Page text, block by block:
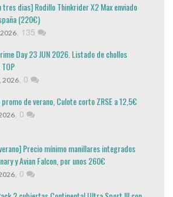
tres dias] Rodillo Thinkrider X2 Max enviado
(220€)
, 135
Day 23 JUN 2026. Listado de chollos
2026, 0
de verano, Culote corto ZRSE a 12,5€
, 0
Precio mínimo manillares integrados
y Avian Falcon, por unos 260€
, 0